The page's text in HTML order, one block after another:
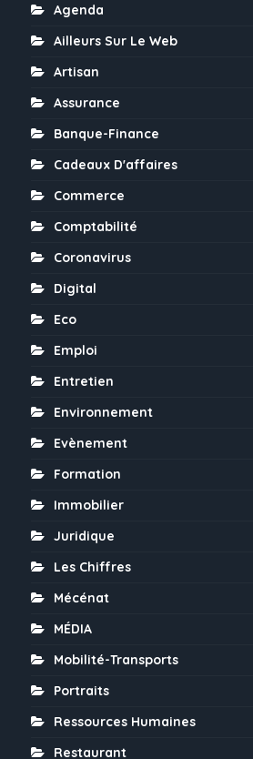
Agenda
Ailleurs Sur Le Web
Artisan
Assurance
Banque-Finance
Cadeaux D'affaires
Commerce
Comptabilité
Coronavirus
Digital
Eco
Emploi
Entretien
Environnement
Evènement
Formation
Immobilier
Juridique
Les Chiffres
Mécénat
MÉDIA
Mobilité-Transports
Portraits
Ressources Humaines
Restaurant